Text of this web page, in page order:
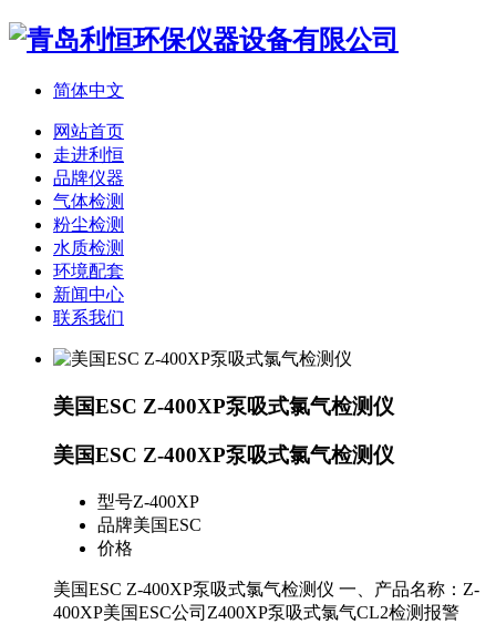
简体中文
网站首页
走进利恒
品牌仪器
气体检测
粉尘检测
水质检测
环境配套
新闻中心
联系我们
美国ESC Z-400XP泵吸式氯气检测仪
美国ESC Z-400XP泵吸式氯气检测仪
型号Z-400XP
品牌美国ESC
价格
美国ESC Z-400XP泵吸式氯气检测仪 一、产品名称：Z-
400XP美国ESC公司Z400XP泵吸式氯气CL2检测报警